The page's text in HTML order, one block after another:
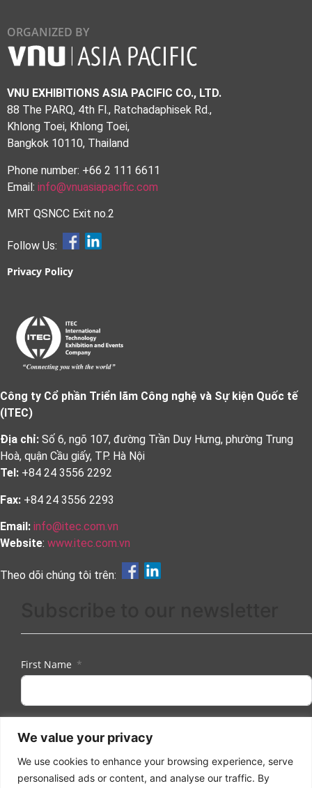
We value your privacy
We use cookies to enhance your browsing experience, serve
personalised ads or content, and analyse our traffic. By
ORGANIZED BY
VNU EXHIBITIONS ASIA PACIFIC CO., LTD.
88 The PARQ, 4th Fl., Ratchadaphisek Rd.,
Khlong Toei, Khlong Toei,
Bangkok 10110, Thailand
Phone number: +66 2 111 6611
Email: info@vnuasiapacific.com
MRT QSNCC Exit no.2
Follow Us:
Privacy Policy
Công ty Cổ phần Triển lãm Công nghệ và Sự kiện Quốc tế
(ITEC)
Địa chỉ: Số 6, ngõ 107, đường Trần Duy Hưng, phường Trung
Hoà, quận Cầu giấy, TP. Hà Nội
Tel: +84 24 3556 2292
Fax: +84 24 3556 2293
Email: info@itec.com.vn
Website: www.itec.com.vn
Theo dõi chúng tôi trên:
First Name